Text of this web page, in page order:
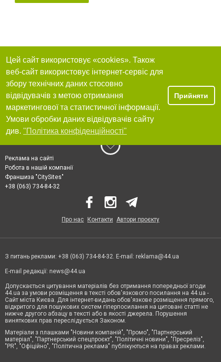
Цей сайт використовує «cookies». Також
веб-сайт використовує інтернет-сервіс для
збору технічних даних стосовно
відвідувачів з метою отримання
маркетингової та статистичної інформації.
Умови обробки даних відвідувачів сайту
див. "Політика конфіденційності"
Прийняти
Реклама на сайті
Робота в нашій компанії
Франшиза "CitySites"
+38 (063) 734-84-32
Про нас Контакти Автори проєкту
З питань реклами: +38 (063) 734-84-32. E-mail: reklama@44.ua
E-mail редакції: news@44.ua
Допускається цитування матеріалів без отримання попередньої згоди
44.ua за умови розміщення в тексті обов'язкового посилання на 44.ua -
Сайт міста Києва. Для інтернет-видань обов'язкове розміщення прямого,
відкритого для пошукових систем гіперпосилання на цитовані статті не
нижче другого абзацу в тексті або в якості джерела. Порушення
виняткових прав переслідується Законом.
Матеріали з плашками "Новини компаній", "Промо", "Партнерський
матеріал", "Партнерський спецпроєкт", "Політичні новини", "Пресреліз",
"PR", "Офіційно", "Політична реклама" публікуються на правах реклами.